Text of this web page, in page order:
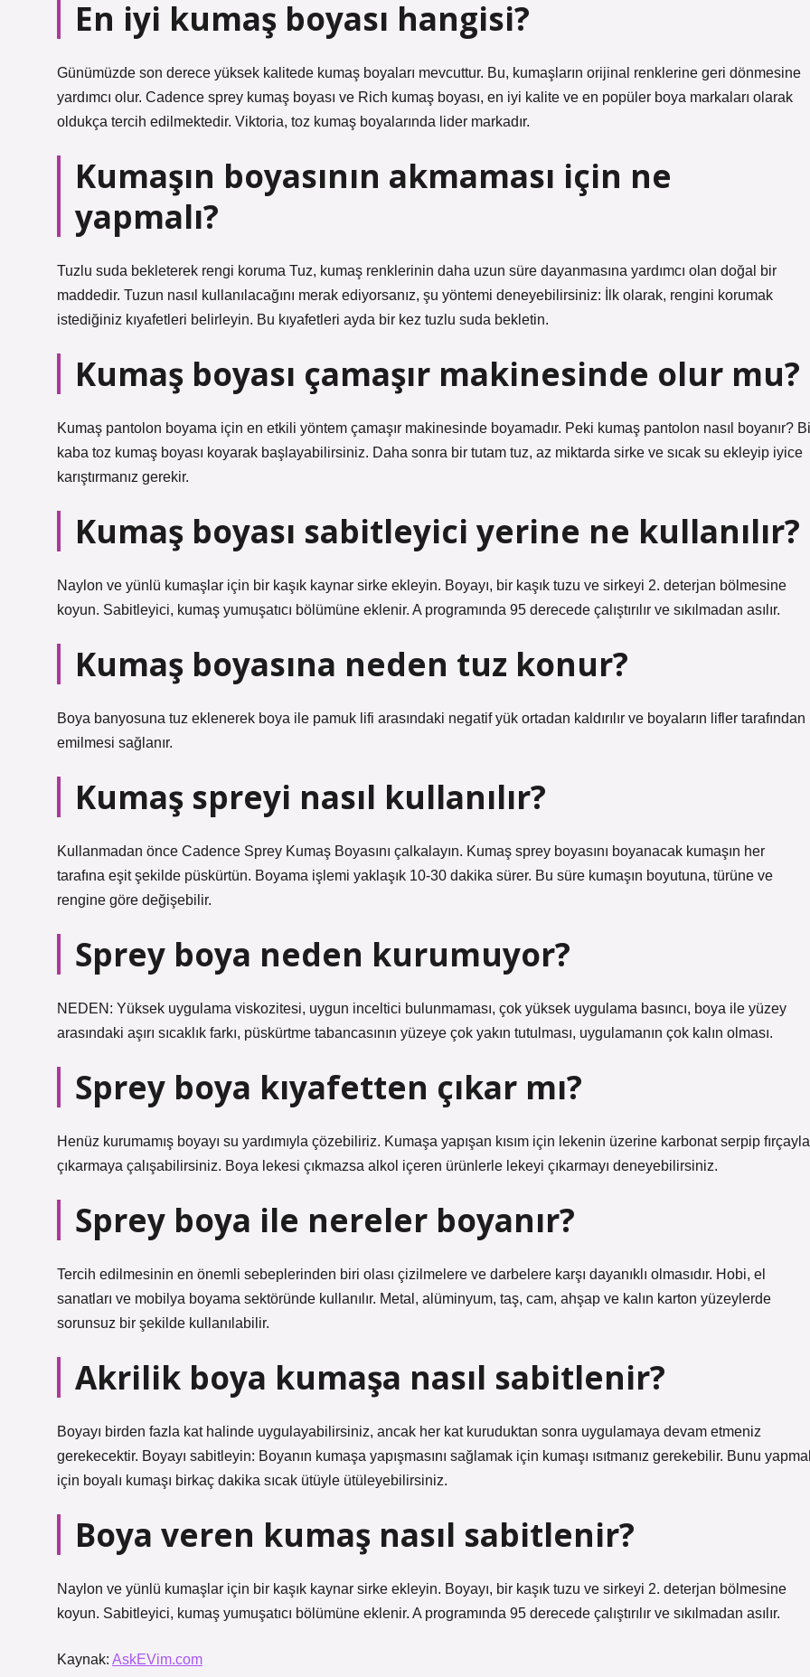
En iyi kumaş boyası hangisi?
Günümüzde son derece yüksek kalitede kumaş boyaları mevcuttur. Bu, kumaşların orijinal renklerine geri dönmesine
yardımcı olur. Cadence sprey kumaş boyası ve Rich kumaş boyası, en iyi kalite ve en popüler boya markaları olarak
oldukça tercih edilmektedir. Viktoria, toz kumaş boyalarında lider markadır.
Kumaşın boyasının akmaması için ne
yapmalı?
Tuzlu suda bekleterek rengi koruma Tuz, kumaş renklerinin daha uzun süre dayanmasına yardımcı olan doğal bir
maddedir. Tuzun nasıl kullanılacağını merak ediyorsanız, şu yöntemi deneyebilirsiniz: İlk olarak, rengini korumak
istediğiniz kıyafetleri belirleyin. Bu kıyafetleri ayda bir kez tuzlu suda bekletin.
Kumaş boyası çamaşır makinesinde olur mu?
Kumaş pantolon boyama için en etkili yöntem çamaşır makinesinde boyamadır. Peki kumaş pantolon nasıl boyanır?
kaba toz kumaş boyası koyarak başlayabilirsiniz. Daha sonra bir tutam tuz, az miktarda sirke ve sıcak su ekleyip iyice
karıştırmanız gerekir.
Kumaş boyası sabitleyici yerine ne kullanılır?
Naylon ve yünlü kumaşlar için bir kaşık kaynar sirke ekleyin. Boyayı, bir kaşık tuzu ve sirkeyi 2. deterjan bölmesine
koyun. Sabitleyici, kumaş yumuşatıcı bölümüne eklenir. A programında 95 derecede çalıştırılır ve sıkılmadan asılır.
Kumaş boyasına neden tuz konur?
Boya banyosuna tuz eklenerek boya ile pamuk lifi arasındaki negatif yük ortadan kaldırılır ve boyaların lifler tarafından
emilmesi sağlanır.
Kumaş spreyi nasıl kullanılır?
Kullanmadan önce Cadence Sprey Kumaş Boyasını çalkalayın. Kumaş sprey boyasını boyanacak kumaşın her
tarafına eşit şekilde püskürtün. Boyama işlemi yaklaşık 10-30 dakika sürer. Bu süre kumaşın boyutuna, türüne ve
rengine göre değişebilir.
Sprey boya neden kurumuyor?
NEDEN: Yüksek uygulama viskozitesi, uygun inceltici bulunmaması, çok yüksek uygulama basıncı, boya ile yüzey
arasındaki aşırı sıcaklık farkı, püskürtme tabancasının yüzeye çok yakın tutulması, uygulamanın çok kalın olması.
Sprey boya kıyafetten çıkar mı?
Henüz kurumamış boyayı su yardımıyla çözebiliriz. Kumaşa yapışan kısım için lekenin üzerine karbonat serpip fırçayla
çıkarmaya çalışabilirsiniz. Boya lekesi çıkmazsa alkol içeren ürünlerle lekeyi çıkarmayı deneyebilirsiniz.
Sprey boya ile nereler boyanır?
Tercih edilmesinin en önemli sebeplerinden biri olası çizilmelere ve darbelere karşı dayanıklı olmasıdır. Hobi, el
sanatları ve mobilya boyama sektöründe kullanılır. Metal, alüminyum, taş, cam, ahşap ve kalın karton yüzeylerde
sorunsuz bir şekilde kullanılabilir.
Akrilik boya kumaşa nasıl sabitlenir?
Boyayı birden fazla kat halinde uygulayabilirsiniz, ancak her kat kuruduktan sonra uygulamaya devam etmeniz
gerekecektir. Boyayı sabitleyin: Boyanın kumaşa yapışmasını sağlamak için kumaşı ısıtmanız gerekebilir. Bunu
için boyalı kumaşı birkaç dakika sıcak ütüyle ütüleyebilirsiniz.
Boya veren kumaş nasıl sabitlenir?
Naylon ve yünlü kumaşlar için bir kaşık kaynar sirke ekleyin. Boyayı, bir kaşık tuzu ve sirkeyi 2. deterjan bölmesine
koyun. Sabitleyici, kumaş yumuşatıcı bölümüne eklenir. A programında 95 derecede çalıştırılır ve sıkılmadan asılır.
Kaynak: AskEVim.com